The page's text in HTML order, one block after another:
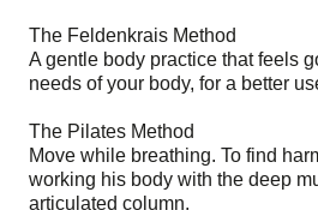
The Feldenkrais Method
A gentle body practice that feels
needs of your body, for a better
The Pilates Method
Move while breathing. To find
working his body with the deep
articulated column.